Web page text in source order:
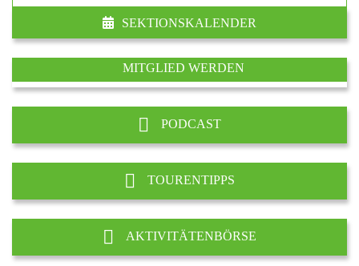
SEKTIONSKALENDER
MITGLIED WERDEN
PODCAST
TOURENTIPPS
AKTIVITÄTENBÖRSE